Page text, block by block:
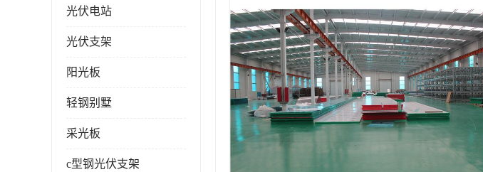
光伏电站
光伏支架
阳光板
轻钢别墅
采光板
c型钢光伏支架